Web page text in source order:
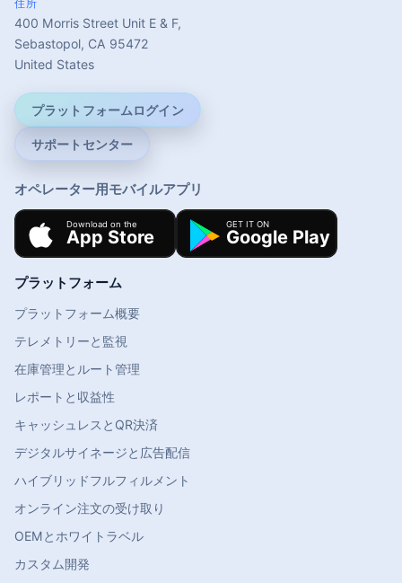
住所
400 Morris Street Unit E & F,
Sebastopol, CA 95472
United States
プラットフォームログイン
サポートセンター
オペレーター用モバイルアプリ
プラットフォーム
プラットフォーム概要
テレメトリーと監視
在庫管理とルート管理
レポートと収益性
キャッシュレスとQR決済
デジタルサイネージと広告配信
ハイブリッドフルフィルメント
オンライン注文の受け取り
OEMとホワイトラベル
カスタム開発